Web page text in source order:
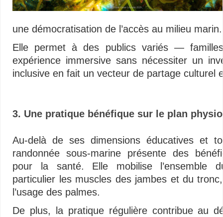
une démocratisation de l’accès au milieu marin.
Elle permet à des publics variés —
expérience immersive sans nécessiter un
inclusive en fait un vecteur de partage culturel
3. Une pratique bénéfique sur le plan
Au-delà de ses dimensions éducatives et
randonnée sous-marine présente des
pour la santé. Elle mobilise l’ensemble
particulier les muscles des jambes et du
l’usage des palmes.
De plus, la pratique régulière contribue au